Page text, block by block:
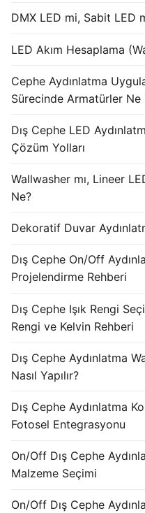
DMX Nedir?
Cephe
Cephe
Cephe
DMX LED mi, Sabit LED
LED Akım Hesaplama
Cephe Aydınlatma
Sürecinde Armatürler Ne
Dış Cephe LED
Çözüm Yolları
Wallwasher mı, Lineer
Ne?
Dekoratif Duvar
Dış Cephe On/Off
Projelendirme Rehberi
Dış Cephe Işık Rengi
Rengi ve Kelvin Rehberi
Dış Cephe Aydınlatma
Nasıl Yapılır?
Dış Cephe Aydınlatma
Fotosel Entegrasyonu
On/Off Dış Cephe
Malzeme Seçimi
On/Off Dış Cephe